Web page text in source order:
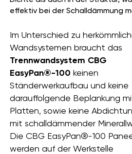
effektiv bei der Schalldämmung
Im Unterschied zu
Wandsystemen braucht das
Trennwandsystem CBG
EasyPan®-100 keinen
Ständerwerkaufbau und keine
darauffolgende Beplankung
Platten, sowie keine
mit schalldämmender
Die CBG EasyPan®-100
werden auf der Werkstelle